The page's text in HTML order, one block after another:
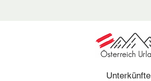
Unterkünfte